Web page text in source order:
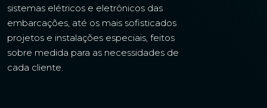
sistemas elétricos e eletrônicos das
embarcações, até os mais sofisticados
projetos e instalações especiais, feitos
sobre medida para as necessidades de
cada cliente.